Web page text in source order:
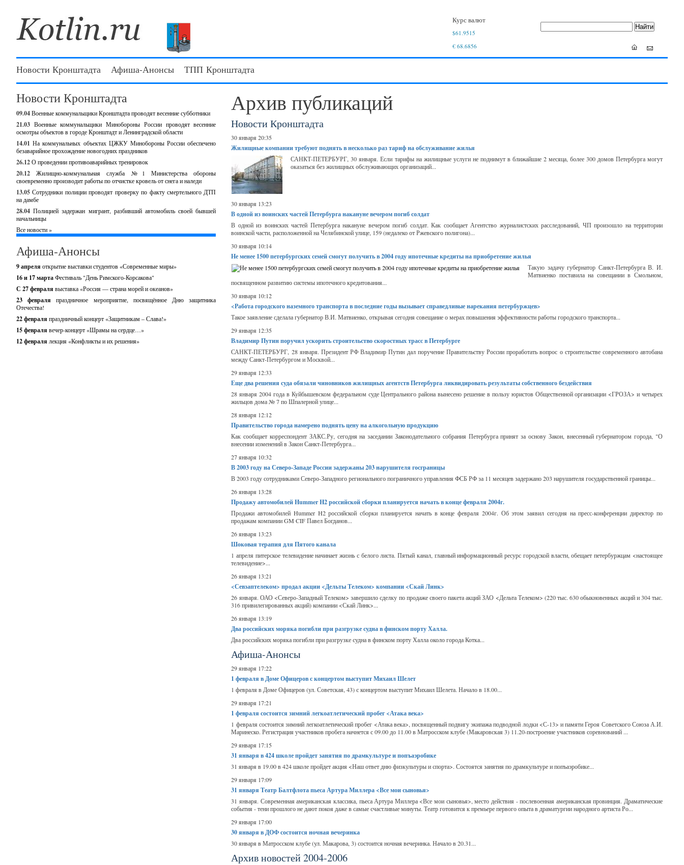
Курс валют
$61.9515
€ 68.6856
Новости Кронштадта Афиша-Анонсы ТПП Кронштадта
Новости Кронштадта
09.04Военные коммунальщики Кронштадта проводят весенние субботники
21.03 Военные коммунальщики Минобороны России проводят весенние
осмотры объектов в городе Кронштадт и Ленинградской области
14.01 На коммунальных объектах ЦЖКУ Минобороны России обеспечено
безаварийное прохождение новогодних праздников
26.12О проведении противоаварийных тренировок
20.12
Жилищно-коммунальная служба №1 Министерства обороны
своевременно производит работы по отчистке кровель от снега и наледи
13.05 Сотрудники полиции проводят проверку по факту смертельного ДТП
на дамбе
28.04 Полицией задержан мигрант, разбивший автомобиль своей бывшей
начальницы
Все новости »
Афиша-Анонсы
9 апреля открытие выставки студентов «Современные миры»
16 и 17 мартаФестиваль "День Римского-Корсакова"
С 27 февраля выставка «Россия — страна морей и океанов»
23 февраляпраздничное мероприятие, посвящённое Дню защитника
Отечества!
22 февраля праздничный концерт «Защитникам – Слава!»
15 февраля вечер-концерт «Шрамы на сердце…»
12 февраля лекция «Конфликты и их решения»
Архив публикаций
Новости Кронштадта
30 января 20:35
Жилищные компании требуют поднять в несколько раз тариф на обслуживание жилья
САНКТ-ПЕТЕРБУРГ, 30 января. Если тарифы на жилищные услуги не поднимут в ближайшие 2 месяца, более 300 домов Петербурга могут
оказаться без жилищных обслуживающих организаций...
30 января 13:23
В одной из воинских частей Петербурга накануне вечером погиб солдат
В одной из воинских частей Петербурга накануне вечером погиб солдат. Как сообщает Агентство журналистских расследований, ЧП произошло на территории
воинской части, расположенной на Челябинской улице, 159 (недалеко от Ржевского полигона)...
30 января 10:14
Не менее 1500 петербургских семей смогут получить в 2004 году ипотечные кредиты на приобретение жилья
Такую задачу губернатор Санкт-Петербурга В. И.
Матвиенко поставила на совещании в Смольном,
посвященном развитию системы ипотечного кредитования...
30 января 10:12
<Работа городского наземного транспорта в последние годы вызывает справедливые нарекания петербуржцев>
Такое заявление сделала губернатор В.И. Матвиенко, открывая сегодня совещание о мерах повышения эффективности работы городского транспорта...
29 января 12:35
Владимир Путин поручил ускорить строительство скоростных трасс в Петербурге
САНКТ-ПЕТЕРБУРГ, 28 января. Президент РФ Владимир Путин дал поручение Правительству России проработать вопрос о строительстве современного автобана
между Санкт-Петербургом и Москвой...
29 января 12:33
Еще два решения суда обязали чиновников жилищных агентств Петербурга ликвидировать результаты собственного бездействия
28 января 2004 года в Куйбышевском федеральном суде Центрального района вынесено решение в пользу юристов Общественной организации <ГРОЗА> и четырех
жильцов дома № 7 по Шпалерной улице...
28 января 12:12
Правительство города намерено поднять цену на алкогольную продукцию
Как сообщает корреспондент ЗАКС.Ру, сегодня на заседании Законодательного собрания Петербурга принят за основу Закон, внесенный губернатором города, "О
внесении изменений в Закон Санкт-Петербурга...
27 января 10:32
В 2003 году на Северо-Западе России задержаны 203 нарушителя госграницы
В 2003 году сотрудниками Северо-Западного регионального пограничного управления ФСБ РФ за 11 месяцев задержано 203 нарушителя государственной границы...
26 января 13:28
Продажу автомобилей Hummer H2 российской сборки планируется начать в конце февраля 2004г.
Продажи автомобилей Hummer H2 российской сборки планируется начать в конце февраля 2004г. Об этом заявил сегодня на пресс-конференции директор по
продажам компании GM CIF Павел Богданов...
26 января 13:23
Шоковая терапия для Пятого канала
1 апреля питерское телевидение начинает жизнь с белого листа. Пятый канал, главный информационный ресурс городской власти, обещает петербуржцам <настоящее
телевидение>...
26 января 13:21
<Севзаптелеком> продал акции <Дельты Телеком> компании <Скай Линк>
26 января. ОАО <Северо-Западный Телеком> завершило сделку по продаже своего пакета акций ЗАО <Дельта Телеком> (220 тыс. 630 обыкновенных акций и 304 тыс.
316 привилегированных акций) компании <Скай Линк>...
26 января 13:19
Два российских моряка погибли при разгрузке судна в финском порту Халла.
Два российских моряка погибли при разгрузке судна в финском порту Халла около города Котка...
Афиша-Анонсы
29 января 17:22
1 февраля в Доме Офицеров с концертом выступит Михаил Шелет
1 февраля в Доме Офицеров (ул. Советская, 43) с концертом выступит Михаил Шелета. Начало в 18.00...
29 января 17:21
1 февраля состоится зимний легкоатлетический пробег <Атака века>
1 февраля состоится зимний легкоатлетический пробег <Атака века>, посвященный подвигу экипажа подводной лодки <С-13> и памяти Героя Советского Союза А.И.
Маринеско. Регистрация участников пробега начнется с 09.00 до 11.00 в Матросском клубе (Макаровская 3) 11.20-построение участников соревнований ...
29 января 17:15
31 января в 424 школе пройдет занятия по драмкультуре и попъаэробике
31 января в 19.00 в 424 школе пройдет акция <Наш ответ дню физкультуры и спорта>. Состоятся занятия по драмкультуре и попъаэробике...
29 января 17:09
31 января Театр Балтфлота пьеса Артура Миллера <Все мои сыновья>
31 января. Современная американская классика, пьеса Артура Миллера <Все мои сыновья>, место действия - послевоенная американская провинция. Драматические
события - тени прошлого не дают покоя даже в самые счастливые минуты. Театр готовится к премьере первого опыта в драматургии народного артиста Ро...
29 января 17:00
30 января в ДОФ состоится ночная вечеринка
30 января в Матросском клубе (ул. Макарова, 3) состоится ночная вечеринка. Начало в 20.31...
Архив новостей 2004-2006